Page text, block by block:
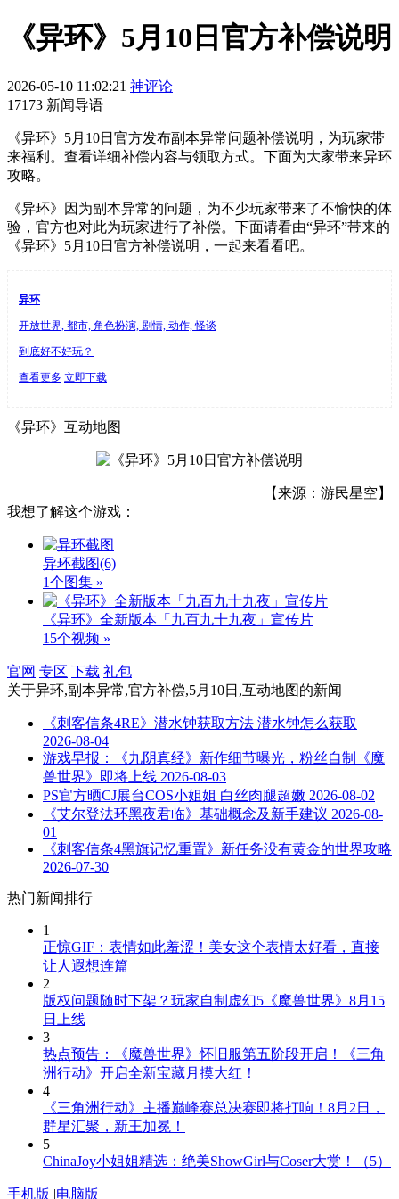
《异环》5月10日官方补偿说明
2026-05-10 11:02:21 神评论
17173 新闻导语
《异环》5月10日官方发布副本异常问题补偿说明，为玩家带
来福利。查看详细补偿内容与领取方式。下面为大家带来异环
攻略。
《异环》因为副本异常的问题，为不少玩家带来了不愉快的体
验，官方也对此为玩家进行了补偿。下面请看由“异环”带来的
《异环》5月10日官方补偿说明，一起来看看吧。
异环
开放世界, 都市, 角色扮演, 剧情, 动作, 怪谈
到底好不好玩？
查看更多 立即下载
《异环》互动地图
【来源：游民星空】
我想了解这个游戏：
异环截图(6)
1个图集 »
《异环》全新版本「九百九十九夜」宣传片
15个视频 »
官网 专区 下载 礼包
关于异环,副本异常,官方补偿,5月10日,互动地图的新闻
《刺客信条4RE》潜水钟获取方法 潜水钟怎么获取
2026-08-04
游戏早报：《九阴真经》新作细节曝光，粉丝自制《魔
兽世界》即将上线 2026-08-03
PS官方晒CJ展台COS小姐姐 白丝肉腿超嫩 2026-08-02
《艾尔登法环黑夜君临》基础概念及新手建议 2026-08-
01
《刺客信条4黑旗记忆重置》新任务没有黄金的世界攻略
2026-07-30
热门新闻排行
1
正惊GIF：表情如此羞涩！美女这个表情太好看，直接
让人遐想连篇
2
版权问题随时下架？玩家自制虚幻5《魔兽世界》8月15
日上线
3
热点预告：《魔兽世界》怀旧服第五阶段开启！《三角
洲行动》开启全新宝藏月摸大红！
4
《三角洲行动》主播巅峰赛总决赛即将打响！8月2日，
群星汇聚，新王加冕！
5
ChinaJoy小姐姐精选：绝美ShowGirl与Coser大赏！（5）
手机版 |电脑版